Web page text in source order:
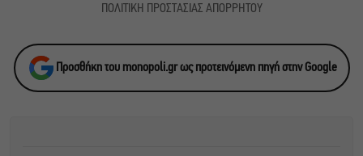
ΠΟΛΙΤΙΚΗ ΠΡΟΣΤΑΣΙΑΣ ΑΠΟΡΡΗΤΟΥ
Προσθήκη του monopoli.gr ως προτεινόμενη πηγή στην Google